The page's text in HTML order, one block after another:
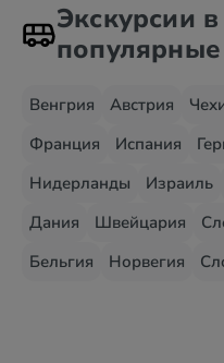
Экскурсии
Венгрия Австрия
Франция
Испания
Нидерланды
Израиль
Дания
Швейцария
Бельгия
Норвегия